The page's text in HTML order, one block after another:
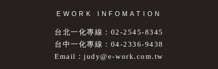
EWORK INFOMATION
台北一化專線：02-2545-8345
台中一化專線：04-2336-9438
Email：judy@e-work.com.tw